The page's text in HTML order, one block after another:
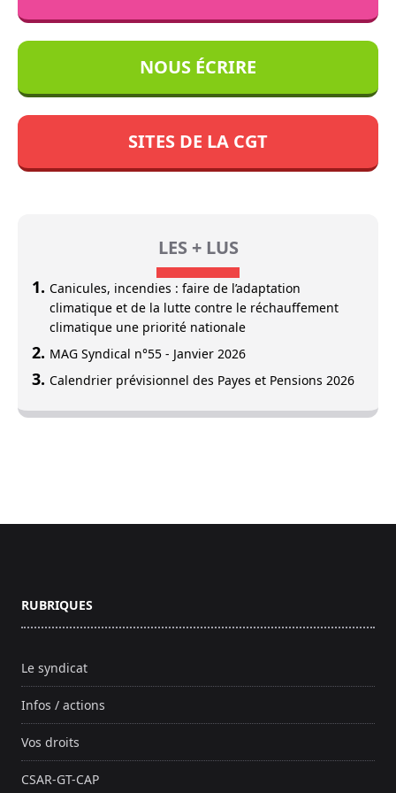
NOUS ÉCRIRE
SITES DE LA CGT
LES + LUS
Canicules, incendies : faire de l’adaptation
climatique et de la lutte contre le réchauffement
climatique une priorité nationale
MAG Syndical n°55 - Janvier 2026
Calendrier prévisionnel des Payes et Pensions 2026
RUBRIQUES
Le syndicat
Infos / actions
Vos droits
CSAR-GT-CAP